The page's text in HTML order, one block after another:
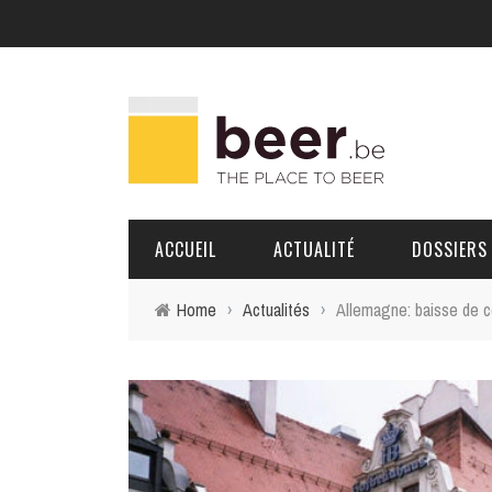
ACCUEIL ACTUALITÉ DOSSIERS
PORTRAITS
Home › Actualités › Allemagne: baisse de